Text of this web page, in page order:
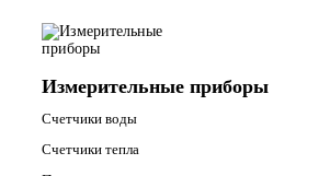
Измерительные приборы
Счетчики воды
Счетчики тепла